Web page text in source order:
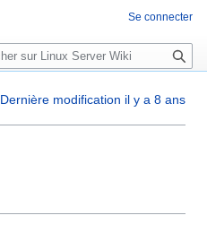
Dernière modification il y a 8 ans
Se connecter